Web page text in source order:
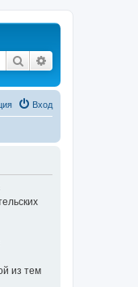
Поиск
Вход
из тем